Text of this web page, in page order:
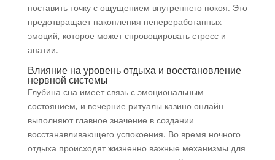
поставить точку с ощущением внутреннего покоя. Это
предотвращает накопления непереработанных
эмоций, которое может спровоцировать стресс и
апатии.
Влияние на уровень отдыха и восстановление
нервной системы
Глубина сна имеет связь с эмоциональным
состоянием, и вечерние ритуалы казино онлайн
выполняют главное значение в создании
восстанавливающего успокоения. Во время ночного
отдыха происходят жизненно важные механизмы для